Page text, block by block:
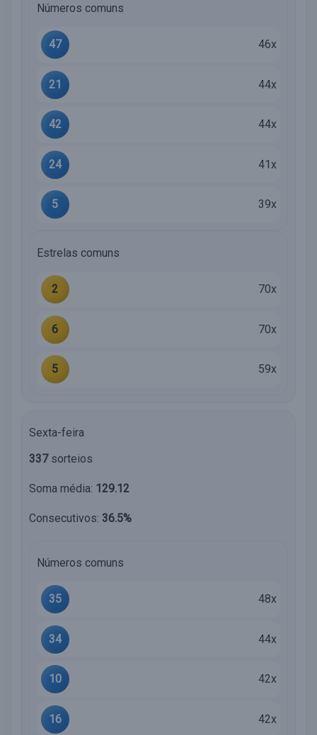
Números comuns
47 46x
21 44x
42 44x
24 41x
5 39x
Estrelas comuns
2 70x
6 70x
5 59x
Sexta-feira
337sorteios
Soma média: 129.12
Consecutivos: 36.5%
Números comuns
35 48x
34 44x
10 42x
16 42x